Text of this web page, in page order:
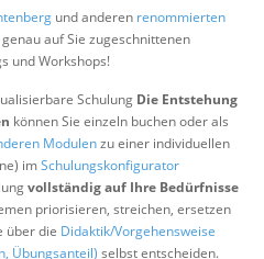
und anderen renommierten
genau auf Sie zugeschnittenen
und Workshops!
Schulung Die Entstehung
können Sie einzeln buchen oder als
Modulenzu einer individuellen
imSchulungskonfigurator
vollständig auf Ihre Bedürfnisse
priorisieren, streichen, ersetzen
über die Didaktik/Vorgehensweise
Übungsanteil) selbst entscheiden.